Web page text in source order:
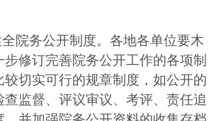
务公开制度。各地各单位要木
步修订完善院务公开工作的各项制
较切实可行的规章制度，如公开的
查监督、评议审议、考评、责任追